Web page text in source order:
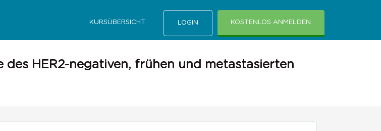
KURSÜBERSICHT LOGIN KOSTENLOS ANMELDEN
HER2-negativen, frühen und metastasierten